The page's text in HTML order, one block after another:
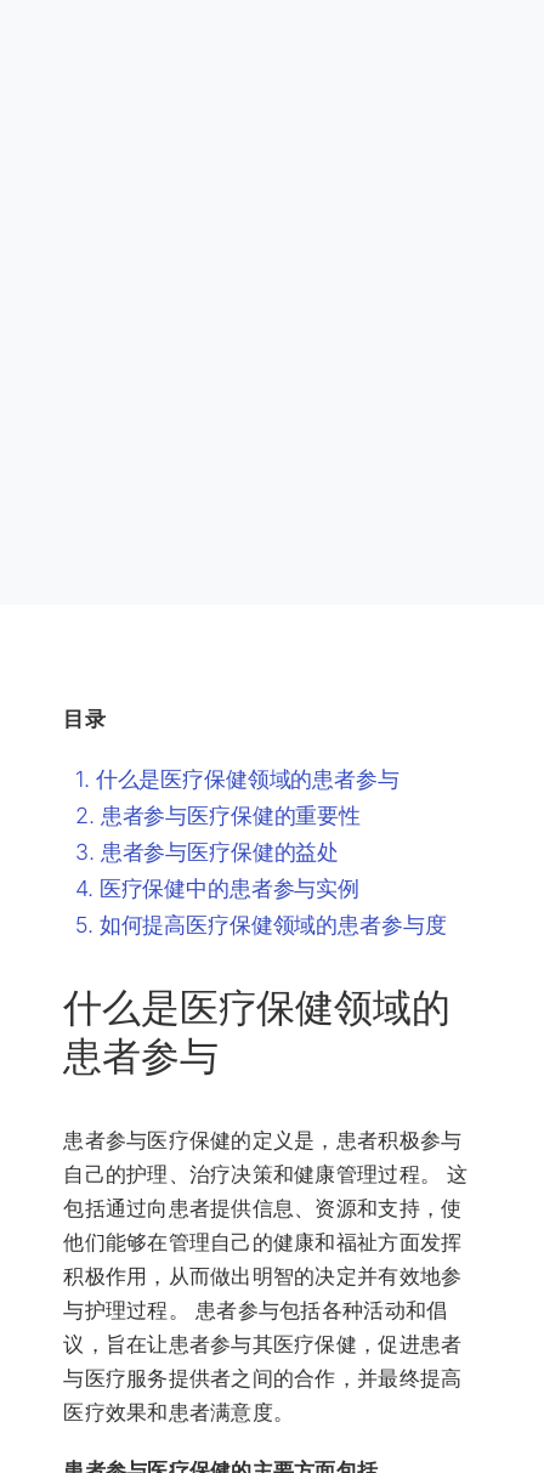
目录
什么是医疗保健领域的患者参与
患者参与医疗保健的重要性
患者参与医疗保健的益处
医疗保健中的患者参与实例
如何提高医疗保健领域的患者参与度
什么是医疗保健领域的
患者参与
患者参与医疗保健的定义是，患者积极参与
自己的护理、治疗决策和健康管理过程。 这
包括通过向患者提供信息、资源和支持，使
他们能够在管理自己的健康和福祉方面发挥
积极作用，从而做出明智的决定并有效地参
与护理过程。 患者参与包括各种活动和倡
议，旨在让患者参与其医疗保健，促进患者
与医疗服务提供者之间的合作，并最终提高
医疗效果和患者满意度。